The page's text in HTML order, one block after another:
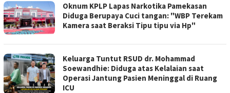
Oknum KPLP Lapas Narkotika Pamekasan
Diduga Berupaya Cuci tangan: "WBP Terekam
Kamera saat Beraksi Tipu tipu via Hp"
Keluarga Tuntut RSUD dr. Mohammad
Soewandhie: Diduga atas Kelalaian saat
Operasi Jantung Pasien Meninggal di Ruang
ICU